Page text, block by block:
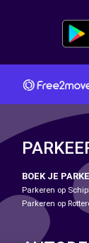
BOEK JE
Parkeren op
Parkeren op